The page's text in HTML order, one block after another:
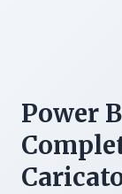
Power